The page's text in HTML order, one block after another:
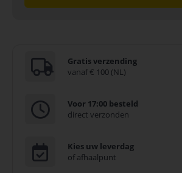
Gratis verzending
vanaf € 100 (NL)
Voor 17:00 besteld
direct verzonden
Kies uw leverdag
of afhaalpunt